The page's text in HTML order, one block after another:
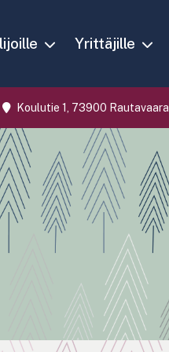
Yrittäjille
Koulutie 1, 73900 Rautavaara